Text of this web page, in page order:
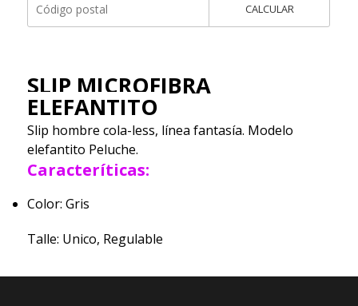
CALCULAR
SLIP MICROFIBRA
ELEFANTITO
Slip hombre cola-less, línea fantasía. Modelo
elefantito Peluche.
Caracteríticas:
Color: Gris
Talle: Unico, Regulable